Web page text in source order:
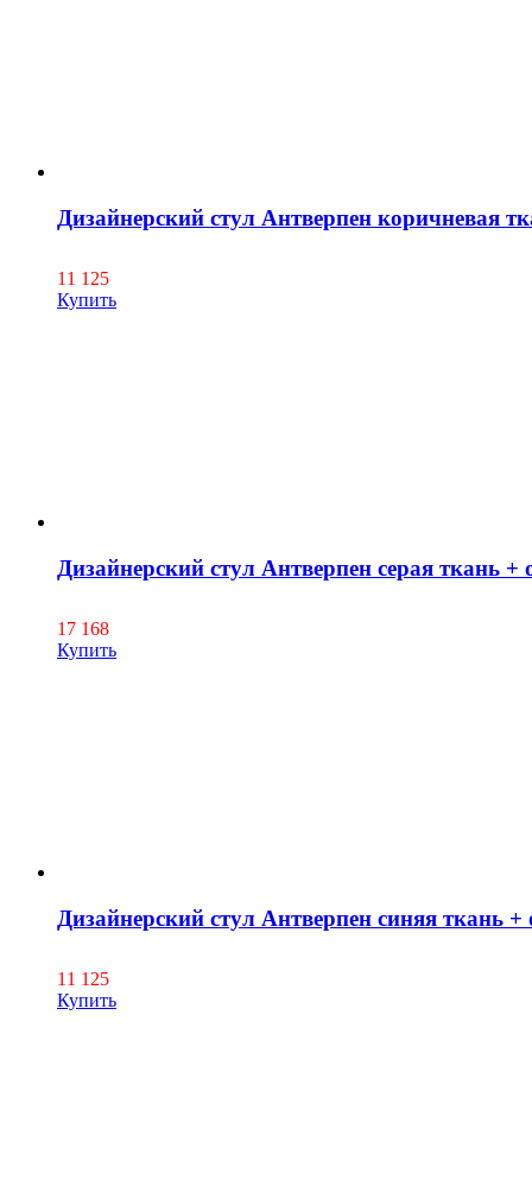
Дизайнерский стул Антверпен коричневая
11 125
Купить
Дизайнерский стул Антверпен серая ткань +
17 168
Купить
Дизайнерский стул Антверпен синяя ткань +
11 125
Купить